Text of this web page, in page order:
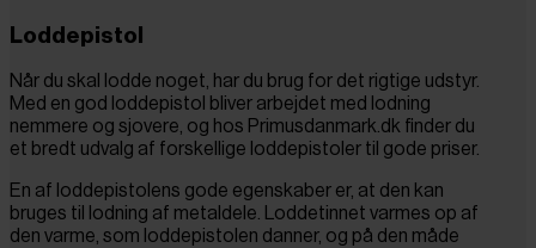
Loddepistol
Når du skal lodde noget, har du brug for det rigtige udstyr.
Med en god loddepistol bliver arbejdet med lodning
nemmere og sjovere, og hos Primusdanmark.dk finder du
et bredt udvalg af forskellige loddepistoler til gode priser.
En af loddepistolens gode egenskaber er, at den kan
bruges til lodning af metaldele. Loddetinnet varmes op af
den varme, som loddepistolen danner, og på den måde